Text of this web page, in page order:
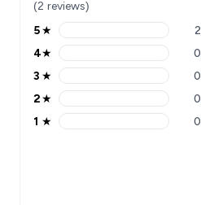
(2 reviews)
5 stars rating 2 reviews
5★ 2
4 stars rating 0 reviews
4★ 0
3 stars rating 0 reviews
3 ★ 0
2 stars rating 0 reviews
2★ 0
1 stars rating 0 reviews
1 ★ 0